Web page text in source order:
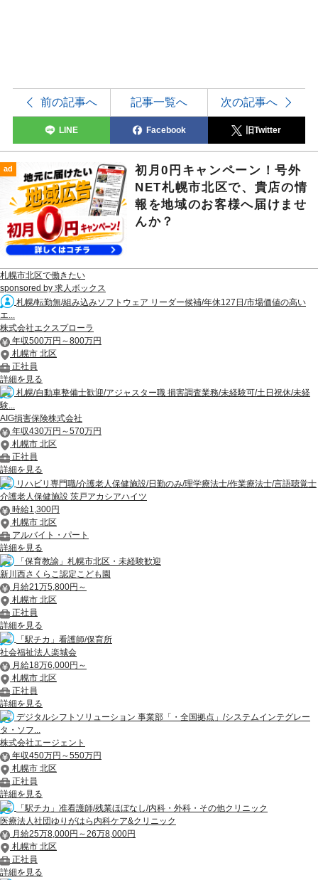
前の記事へ 記事一覧へ 次の記事へ
LINE Facebook 旧Twitter
ad
初月0円キャンペーン！号外
NET札幌市北区で、貴店の情
報を地域のお客様へ届けませ
んか？
札幌市北区で働きたい
sponsored by 求人ボックス
札幌/転勤無/組み込みソフトウェア リーダー候補/年休127日/市場価値の高い
エ...
株式会社エクスプローラ
年収500万円～800万円
札幌市 北区
正社員
詳細を見る
札幌/自動車整備士歓迎/アジャスター職 損害調査業務/未経験可/土日祝休/未経
験...
AIG損害保険株式会社
年収430万円～570万円
札幌市 北区
正社員
詳細を見る
リハビリ専門職/介護老人保健施設/日勤のみ/理学療法士/作業療法士/言語聴覚士
介護老人保健施設 茨戸アカシアハイツ
時給1,300円
札幌市 北区
アルバイト・パート
詳細を見る
「保育教諭」札幌市北区・未経験歓迎
新川西さくらこ認定こども園
月給21万5,800円～
札幌市 北区
正社員
詳細を見る
「駅チカ」看護師/保育所
社会福祉法人楽城会
月給18万6,000円～
札幌市 北区
正社員
詳細を見る
デジタルシフトソリューション 事業部「・全国拠点」/システムインテグレー
タ・ソフ...
株式会社エージェント
年収450万円～550万円
札幌市 北区
正社員
詳細を見る
「駅チカ」准看護師/残業ほぼなし/内科・外科・その他クリニック
医療法人社団ゆりがはら内科ケア&クリニック
月給25万8,000円～26万8,000円
札幌市 北区
正社員
詳細を見る